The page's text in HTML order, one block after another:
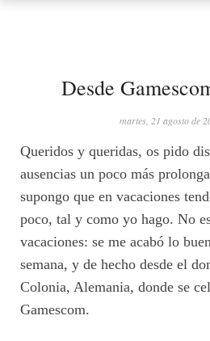
Desde
martes, 21 agosto de
Queridos y queridas, os pido
ausencias un poco más
supongo que en vacaciones
poco, tal y como yo hago. No
vacaciones: se me acabó lo
semana, y de hecho desde el
Colonia, Alemania, donde se
Gamescom.